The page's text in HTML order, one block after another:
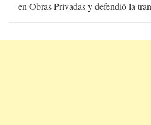
en Obras Privadas y defendió la